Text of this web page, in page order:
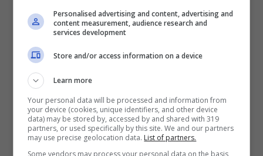
Personalised advertising and content, advertising and
content measurement, audience research and
services development
Store and/or access information on a device
Learn more
Your personal data will be processed and information from
your device (cookies, unique identifiers, and other device
data) may be stored by, accessed by and shared with 319
partners, or used specifically by this site. We and our partners
may use precise geolocation data. List of partners.
Some vendors may process your personal data on the basis